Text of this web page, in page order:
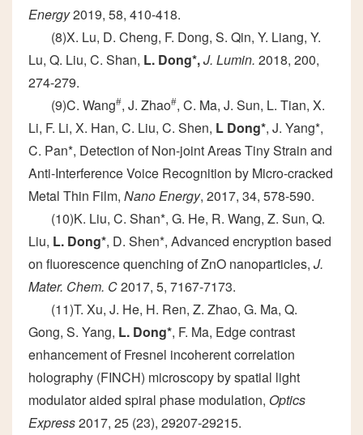
Energy2019, 58, 410-418.
(8)X. Lu, D. Cheng, F. Dong, S. Qin, Y. Liang, Y.
Lu, Q. Liu, C. Shan, L. Dong*,J. Lumin. 2018, 200,
274-279.
(9)C. Wang#, J. Zhao#, C. Ma, J. Sun, L. Tian, X.
Li, F. Li, X. Han, C. Liu, C. Shen, L Dong*, J. Yang*,
C. Pan*, Detection of Non-joint Areas Tiny Strain and
Anti-Interference Voice Recognition by Micro-cracked
Metal Thin Film, Nano Energy, 2017, 34, 578-590.
(10)K. Liu, C. Shan*, G. He, R. Wang, Z. Sun, Q.
Liu, L. Dong*, D. Shen*, Advanced encryption based
on fluorescence quenching of ZnO nanoparticles, J.
Mater. Chem. C2017, 5, 7167-7173.
(11)T. Xu, J. He, H. Ren, Z. Zhao, G. Ma, Q.
Gong, S. Yang, L. Dong*, F. Ma, Edge contrast
enhancement of Fresnel incoherent correlation
holography (FINCH) microscopy by spatial light
modulator aided spiral phase modulation, Optics
Express2017, 25 (23), 29207-29215.